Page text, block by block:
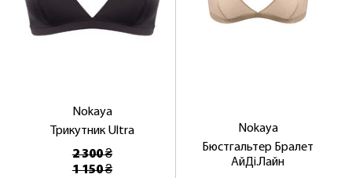
Nokaya
Трикутник Ultra
2 300 ₴
1 150 ₴
Nokaya
Бюстгальтер Бралет
АйДі.Лайн